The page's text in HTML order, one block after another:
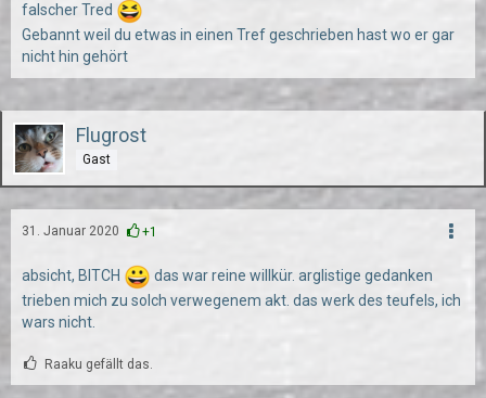
falscher Tred
Gebannt weil du etwas in einen Tref geschrieben hast wo er gar
nicht hin gehört
Flugrost
Gast
31. Januar 2020 +1
absicht, BITCH
das war reine willkür. arglistige gedanken
trieben mich zu solch verwegenem akt. das werk des teufels, ich
wars nicht.
Raaku gefällt das.